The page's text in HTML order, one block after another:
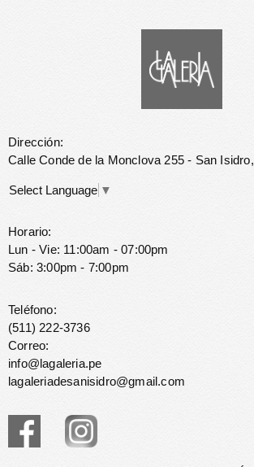
Dirección:
Calle Conde de la Monclova 255 - San
Select Language ▼
Horario:
Lun - Vie: 11:00am - 07:00pm
Sáb: 3:00pm - 7:00pm
Teléfono:
(511) 222-3736
Correo:
info@lagaleria.pe
lagaleriadesanisidro@gmail.com